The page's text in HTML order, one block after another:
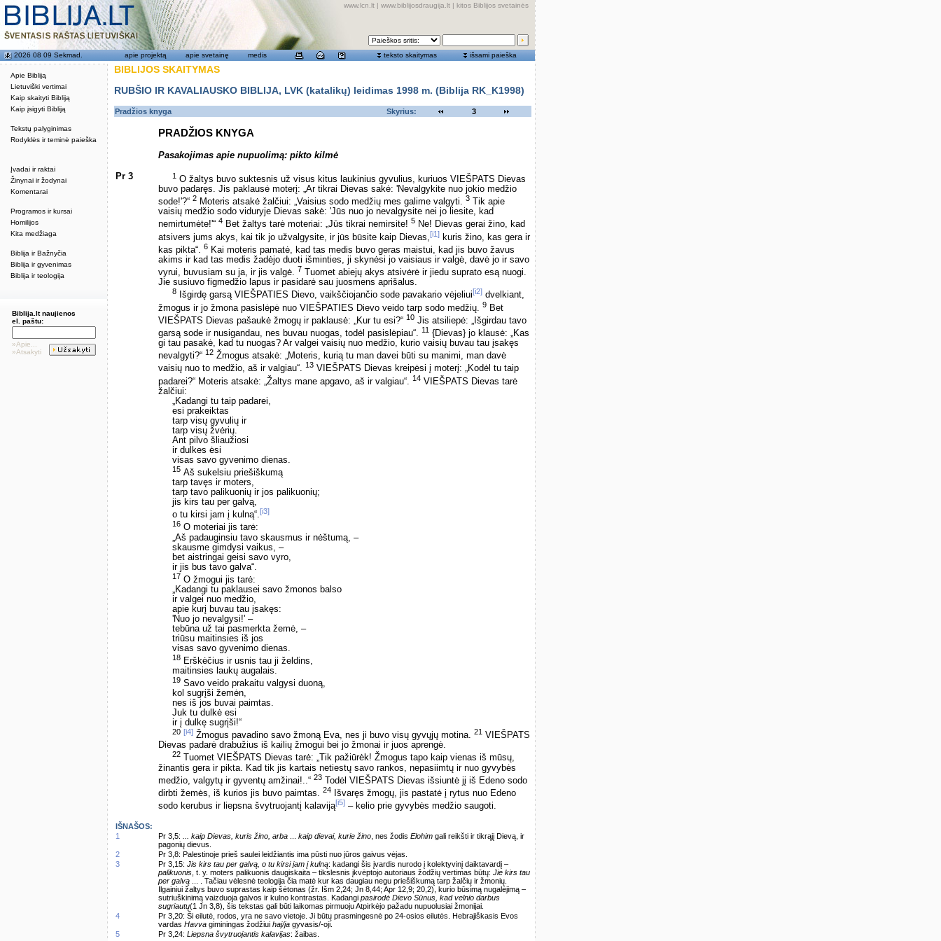
Apie Bibliją
Lietuviški vertimai
Kaip skaityti Bibliją
Kaip įsigyti Bibliją
Tekstų palyginimas
Rodyklės ir teminė paieška
Įvadai ir raktai
Žinynai ir žodynai
Komentarai
Programos ir kursai
Homilijos
Kita medžiaga
Biblija ir Bažnyčia
Biblija ir gyvenimas
Biblija ir teologija
www.lcn.lt | www.biblijosdraugija.lt | kitos Biblijos svetainės
2026 08 09 Sekmad. apie projektą apie svetainę medis teksto skaitymas išsami paieška
Biblija.lt naujienos
el. paštu:
»Apie...
»Atsakyti
BIBLIJOS SKAITYMAS
RUBŠIO IR KAVALIAUSKO BIBLIJA, LVK (katalikų) leidimas 1998 m. (Biblija RK_K1998)
Pradžios knyga Skyrius: 3
PRADŽIOS KNYGA
Pasakojimas apie nupuolimą: pikto kilmė
Pr 3 1 O žaltys buvo suktesnis už visus kitus laukinius gyvulius, kuriuos VIEŠPATS Dievas
buvo padaręs. Jis paklausė moterį: „Ar tikrai Dievas sakė: 'Nevalgykite nuo jokio medžio
sode!'?“ 2 Moteris atsakė žalčiui: „Vaisius sodo medžių mes galime valgyti. 3 Tik apie
vaisių medžio sodo viduryje Dievas sakė: 'Jūs nuo jo nevalgysite nei jo liesite, kad
nemirtumėte!'“ 4 Bet žaltys tarė moteriai: „Jūs tikrai nemirsite! 5 Ne! Dievas gerai žino, kad
atsivers jums akys, kai tik jo užvalgysite, ir jūs būsite kaip Dievas,[i1] kuris žino, kas gera ir
kas pikta“. 6 Kai moteris pamatė, kad tas medis buvo geras maistui, kad jis buvo žavus
akims ir kad tas medis žadėjo duoti išminties, ji skynėsi jo vaisiaus ir valgė, davė jo ir savo
vyrui, buvusiam su ja, ir jis valgė. 7 Tuomet abiejų akys atsivėrė ir jiedu suprato esą nuogi.
Jie susiuvo figmedžio lapus ir pasidarė sau juosmens aprišalus.
8 Išgirdę garsą VIEŠPATIES Dievo, vaikščiojančio sode pavakario vėjeliui[i2] dvelkiant,
žmogus ir jo žmona pasislėpė nuo VIEŠPATIES Dievo veido tarp sodo medžių. 9 Bet
VIEŠPATS Dievas pašaukė žmogų ir paklausė: „Kur tu esi?“ 10 Jis atsiliepė: „Išgirdau tavo
garsą sode ir nusigandau, nes buvau nuogas, todėl pasislėpiau“. 11 {Dievas} jo klausė: „Kas
gi tau pasakė, kad tu nuogas? Ar valgei vaisių nuo medžio, kurio vaisių buvau tau įsakęs
nevalgyti?“ 12 Žmogus atsakė: „Moteris, kurią tu man davei būti su manimi, man davė
vaisių nuo to medžio, aš ir valgiau“. 13 VIEŠPATS Dievas kreipėsi į moterį: „Kodėl tu taip
padarei?“ Moteris atsakė: „Žaltys mane apgavo, aš ir valgiau“. 14 VIEŠPATS Dievas tarė
žalčiui:
„Kadangi tu taip padarei,
esi prakeiktas
tarp visų gyvulių ir
tarp visų žvėrių.
Ant pilvo šliaužiosi
ir dulkes ėsi
visas savo gyvenimo dienas.
15 Aš sukelsiu priešiškumą
tarp tavęs ir moters,
tarp tavo palikuonių ir jos palikuonių;
jis kirs tau per galvą,
o tu kirsi jam į kulną“.[i3]
16 O moteriai jis tarė:
„Aš padauginsiu tavo skausmus ir nėštumą, –
skausme gimdysi vaikus, –
bet aistringai geisi savo vyro,
ir jis bus tavo galva“.
17 O žmogui jis tarė:
„Kadangi tu paklausei savo žmonos balso
ir valgei nuo medžio,
apie kurį buvau tau įsakęs:
'Nuo jo nevalgysi!' –
tebūna už tai pasmerkta žemė, –
triūsu maitinsies iš jos
visas savo gyvenimo dienas.
18 Erškėčius ir usnis tau ji želdins,
maitinsies laukų augalais.
19 Savo veido prakaitu valgysi duoną,
kol sugrįši žemėn,
nes iš jos buvai paimtas.
Juk tu dulkė esi
ir į dulkę sugrįši!“
20 [i4] Žmogus pavadino savo žmoną Eva, nes ji buvo visų gyvųjų motina. 21 VIEŠPATS
Dievas padarė drabužius iš kailių žmogui bei jo žmonai ir juos aprengė.
22 Tuomet VIEŠPATS Dievas tarė: „Tik pažiūrėk! Žmogus tapo kaip vienas iš mūsų,
žinantis gera ir pikta. Kad tik jis kartais netiestų savo rankos, nepasiimtų ir nuo gyvybės
medžio, valgytų ir gyventų amžinai!..“ 23 Todėl VIEŠPATS Dievas išsiuntė jį iš Edeno sodo
dirbti žemės, iš kurios jis buvo paimtas. 24 Išvaręs žmogų, jis pastatė į rytus nuo Edeno
sodo kerubus ir liepsna švytruojantį kalaviją[i5] – kelio prie gyvybės medžio saugoti.
IŠNAŠOS:
1
Pr 3,5: ... kaip Dievas, kuris žino, arba kaip dievai, kurie žino , nes žodis Elohim gali reikšti ir tikrąjį Dievą, ir
pagonių dievus.
2
Pr 3,8: Palestinoje prieš saulei leidžiantis ima pūsti nuo jūros gaivus vėjas.
3
Pr 3,15: Jis kirs tau per galvą, o tu kirsi jam į kulną: kadangi šis įvardis nurodo į kolektyvinį daiktavardį –
palikuonis , t. y. moters palikuonis daugiskaita – tikslesnis įkvėptojo autoriaus žodžių vertimas būtų: Jie kirs tau
per galvą ... . Tačiau vėlesnė teologija čia matė kur kas daugiau negu priešiškumą tarp žalčių ir žmonių.
Ilgainiui žaltys buvo suprastas kaip šėtonas (žr. Išm 2,24; Jn 8,44; Apr 12,9; 20,2), kurio būsimą nugalėjimą –
sutriuškinimą vaizduoja galvos ir kulno kontrastas. Kadangi pasirodė Dievo Sūnus, kad velnio darbus
sugriautų(1 Jn 3,8), šis tekstas gali būti laikomas pirmuoju Atpirkėjo pažadu nupuolusiai žmonijai.
4
Pr 3,20: Ši eilutė, rodos, yra ne savo vietoje. Ji būtų prasmingesnė po 24-osios eilutės. Hebrajiškasis Evos
vardas Havva giminingas žodžiui haj/ja gyvasis/-oji.
5
Pr 3,24: Liepsna švytruojantis kalavijas: žaibas.